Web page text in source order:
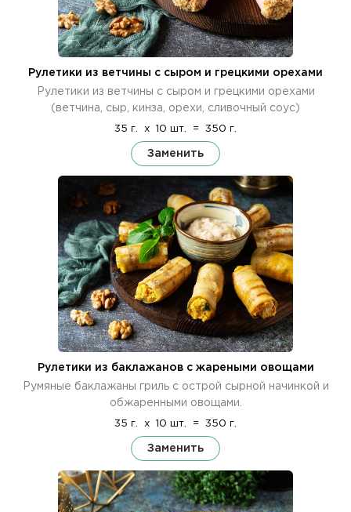
Рулетики из ветчины с сыром и грецкими орехами
Рулетики из ветчины с сыром и грецкими орехами
(ветчина, сыр, кинза, орехи, сливочный соус)
35 г. x 10 шт. = 350 г.
Заменить
Рулетики из баклажанов с жареными овощами
Румяные баклажаны гриль с острой сырной начинкой и
обжаренными овощами.
35 г. x 10 шт. = 350 г.
Заменить